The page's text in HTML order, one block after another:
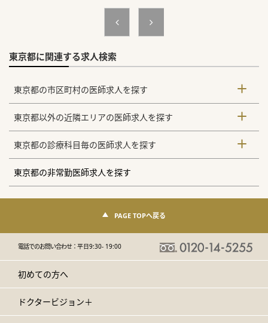
■施設内には最新の電子カルテシステムをはじめ、専用のＭ
ＲＩや一六列のＣＴなど、高度な専門治療を支える設備が充
東京都に関連する求人検索
東京都の市区町村の医師求人を探す
東京都以外の近隣エリアの医師求人を探す
東京都の診療科目毎の医師求人を探す
東京都の非常勤医師求人を探す
PAGE TOPへ戻る
電話でのお問い合わせ：平日9:30- 19:00
初めての方へ
ドクタービジョン＋